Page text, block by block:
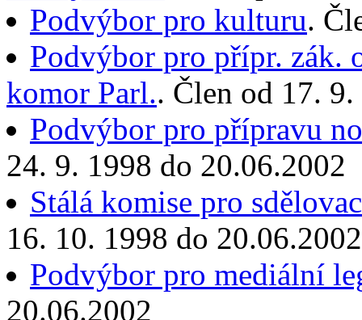
Podvýbor pro kulturu.
Podvýbor pro přípr. zák.
komor Parl.. Člen od 17.
Podvýbor pro přípravu
24. 9. 1998 do 20.06.2002
Stálá komise pro
16. 10. 1998 do 20.06.2002
Podvýbor pro mediální
20.06.2002